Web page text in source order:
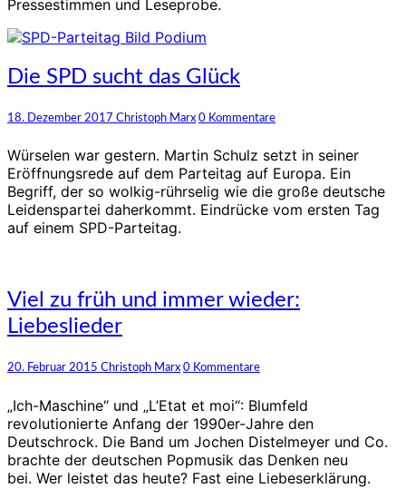
Pressestimmen und Leseprobe.
Die
SPD
sucht
das
Glück
Die SPD sucht das Glück
18. Dezember 2017 Christoph Marx Kommentare
0 Kommentare
Würselen war gestern. Martin Schulz setzt in seiner
Eröffnungsrede auf dem Parteitag auf Europa. Ein
Begriff, der so wolkig-rührselig wie die große deutsche
Leidenspartei daherkommt. Eindrücke vom ersten Tag
auf einem SPD-Parteitag.
Viel
zu
früh
immer
Liebeslieder
Viel zu früh und immer wieder:
Liebeslieder
20. Februar 2015 Christoph Marx Kommentare
0 Kommentare
„Ich-Maschine“ und „L’Etat et moi“: Blumfeld
revolutionierte Anfang der 1990er-Jahre den
Deutschrock. Die Band um Jochen Distelmeyer und Co.
brachte der deutschen Popmusik das Denken neu
bei. Wer leistet das heute? Fast eine Liebeserklärung.